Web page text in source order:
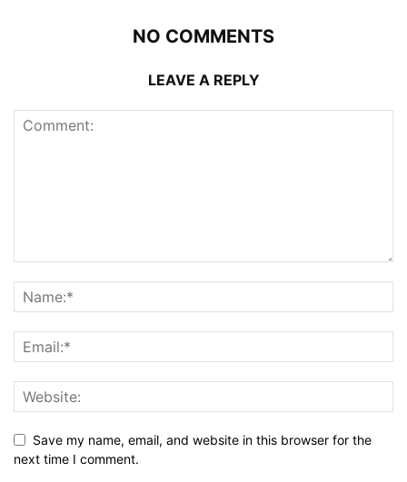
NO COMMENTS
LEAVE A REPLY
Save my name, email, and website in this browser for the
next time I comment.